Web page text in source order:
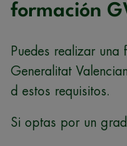
formación
Puedes realizar
Generalitat
d estos requisitos.
Si optas por un